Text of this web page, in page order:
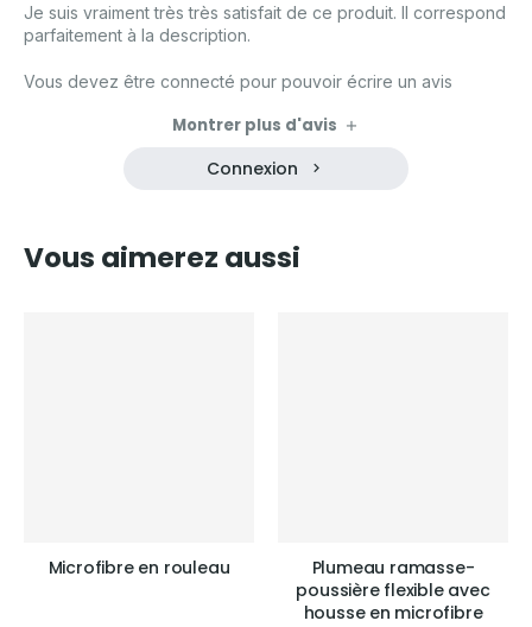
Je suis vraiment très très satisfait de ce produit. Il correspond
parfaitement à la description.
Vous devez être connecté pour pouvoir écrire un avis
Montrer plus d'avis
Connexion
Vous aimerez aussi
Microfibre en rouleau
Plumeau ramasse-
poussière flexible avec
housse en microfibre